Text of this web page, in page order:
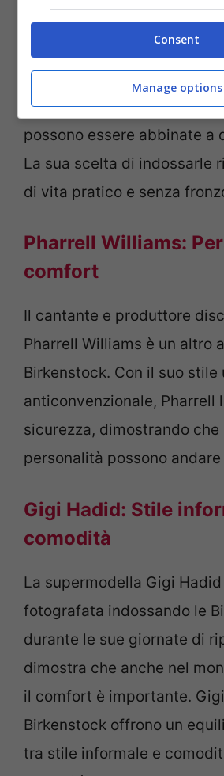
L’attrice di successo
spesso fotografata con le
Da passeggiate in città a
Kristen dimostra che le
possono essere abbinate a
La sua scelta di indossarle
di vita pratico e senza
Pharrell Williams:
comfort
Il cantante e produttore
Pharrell Williams è un altro
Birkenstock. Con il suo stile
anticonvenzionale, Pharrell
sicurezza, dimostrando
personalità possono
Gigi Hadid: Stile
comodità
La supermodella Gigi
fotografata indossando le
durante le sue giornate di
dimostra che anche nel
il comfort è importante.
Birkenstock offrono un
tra stile informale e
Consent
Manage options